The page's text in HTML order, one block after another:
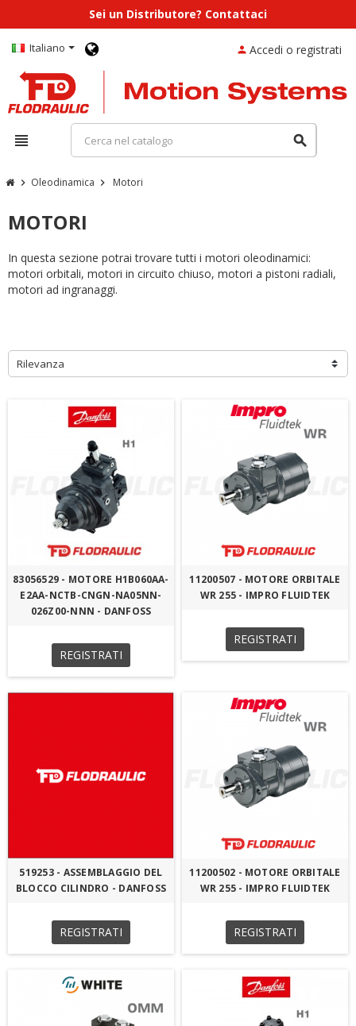
Sei un Distributore? Contattaci
Italiano
view_headline search
person Accedi o registrati
chevron_right Oleodinamica chevron_right Motori
MOTORI
In questa sezione potrai trovare tutti i motori oleodinamici:
motori orbitali, motori in circuito chiuso, motori a pistoni radiali,
motori ad ingranaggi.
Rilevanza
83056529 - MOTORE H1B060AA-
E2AA-NCTB-CNGN-NA05NN-
026Z00-NNN - DANFOSS
REGISTRATI
11200507 - MOTORE ORBITALE
WR 255 - IMPRO FLUIDTEK
REGISTRATI
519253 - ASSEMBLAGGIO DEL
BLOCCO CILINDRO - DANFOSS
REGISTRATI
11200502 - MOTORE ORBITALE
WR 255 - IMPRO FLUIDTEK
REGISTRATI